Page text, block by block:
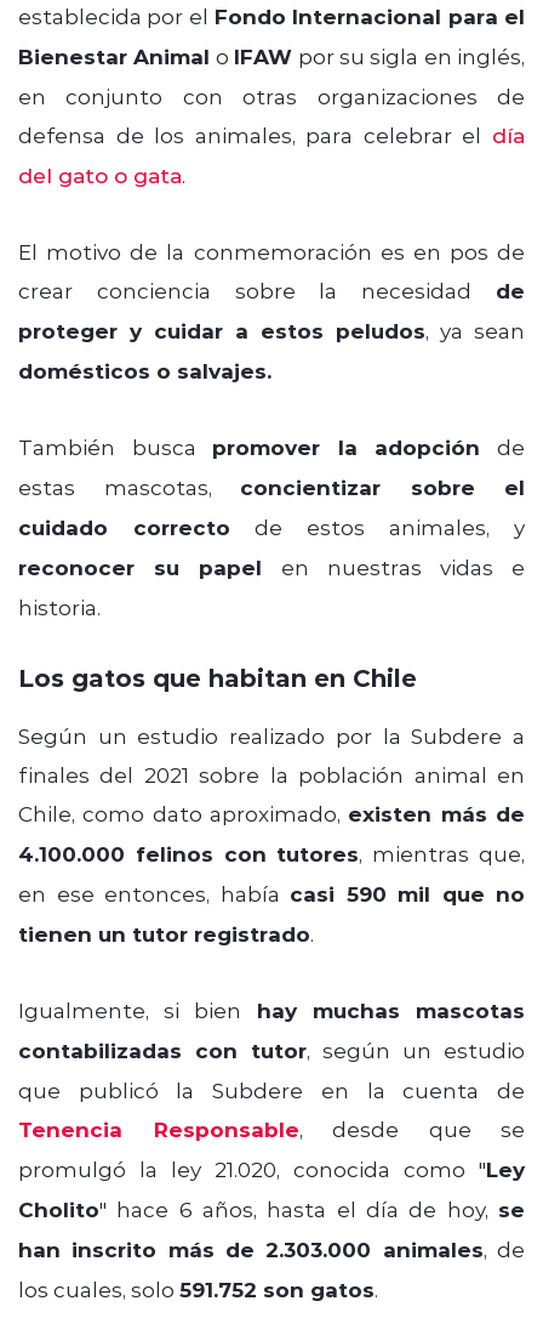
establecida por el Fondo Internacional para el
Bienestar Animal o IFAW por su sigla en inglés,
en conjunto con otras organizaciones de
defensa de los animales, para celebrar el día
del gato o gata.
El motivo de la conmemoración es en pos de
crear conciencia sobre la necesidad de
proteger y cuidar a estos peludos, ya sean
domésticos o salvajes.
También busca promover la adopción de
estas mascotas, concientizar sobre el
cuidado correcto de estos animales, y
reconocer su papel en nuestras vidas e
historia.
Los gatos que habitan en Chile
Según un estudio realizado por la Subdere a
finales del 2021 sobre la población animal en
Chile, como dato aproximado, existen más de
4.100.000 felinos con tutores, mientras que,
en ese entonces, había casi 590 mil que no
tienen un tutor registrado.
Igualmente, si bien hay muchas mascotas
contabilizadas con tutor, según un estudio
que publicó la Subdere en la cuenta de
Tenencia Responsable, desde que se
promulgó la ley 21.020, conocida como "Ley
Cholito" hace 6 años, hasta el día de hoy, se
han inscrito más de 2.303.000 animales, de
los cuales, solo 591.752 son gatos.